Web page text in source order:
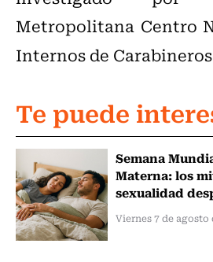
Metropolitana Centro
Internos de
Te puede
Semana
Materna: los
sexualidad
Viernes 7 de agosto